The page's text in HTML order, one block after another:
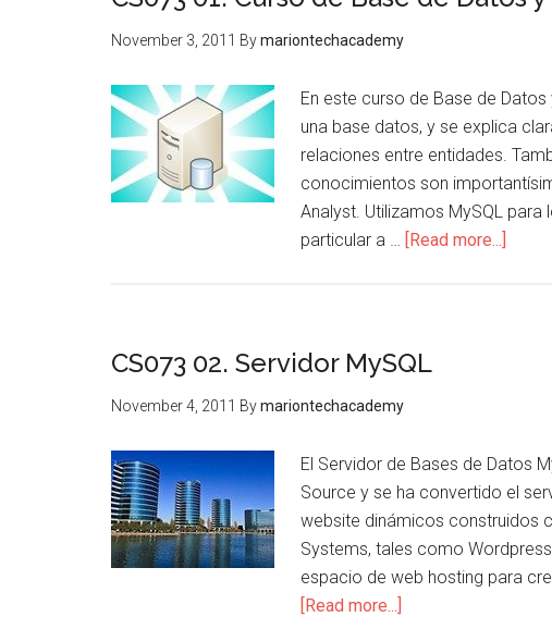
November 3, 2011 Bymariontechacademy
En este curso de Base de
una base datos, y se explica
relaciones entre entidades.
conocimientos son
Analyst. Utilizamos MySQL
particular a … [Read more...]
y
SQL
CS073 02. Servidor MySQL
November 4, 2011 Bymariontechacademy
El Servidor de Bases de Datos
Source y se ha convertido el
website dinámicos construidos
Systems, tales como
espacio de web hosting para
[Read more...]